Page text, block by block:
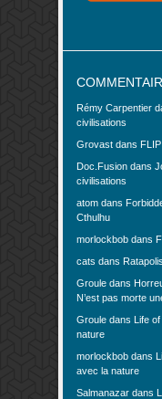
Rémy Carpentier
civilisations
Grovast dans
Doc.Fusion dans
civilisations
atom dans
Cthulhu
morlockbob dans
cats dans
Groule dans
N’est pas morte
Groule dans Life
nature
morlockbob dans
avec la nature
Salmanazar dans